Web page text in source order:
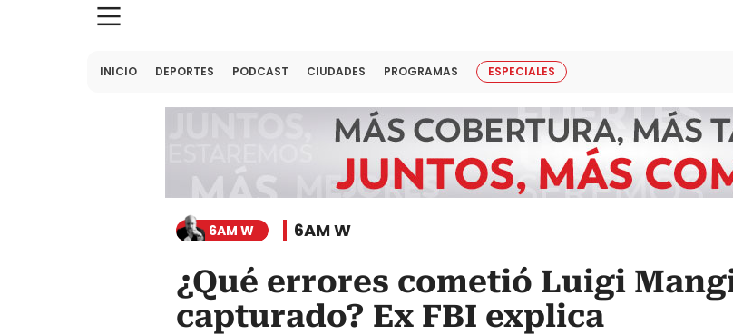
INICIO DEPORTES PODCAST CIUDADES PROGRAMAS ESPECIALES
6AM W 6AM W
¿Qué errores cometió Luigi
capturado? Ex FBI explica